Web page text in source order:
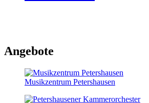
Angebote
Musikzentrum Petershausen